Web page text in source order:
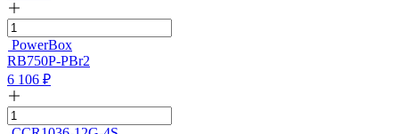
PowerBox
RB750P-PBr2
6 106 ₽